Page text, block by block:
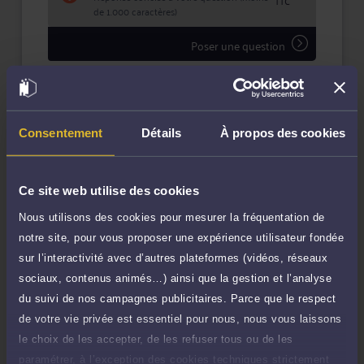
Consentement Détails À propos des cookies
Ce site web utilise des cookies
Nous utilisons des cookies pour mesurer la fréquentation de
notre site, pour vous proposer une expérience utilisateur fondée
sur l’interactivité avec d’autres plateformes (vidéos, réseaux
sociaux, contenus animés…) ainsi que la gestion et l’analyse
du suivi de nos campagnes publicitaires. Parce que le respect
de votre vie privée est essentiel pour nous, nous vous laissons
le choix de les accepter, de les refuser tous ou de les
paramétrer, à l’exception des cookies techniques strictement
de 1.000 caractères)
Poser une question
Etude de votre dossier + possibilité
210 €
TTC
Consulter par écrit
Compétences
Droit public